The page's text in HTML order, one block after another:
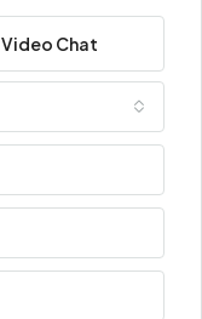
Video Chat